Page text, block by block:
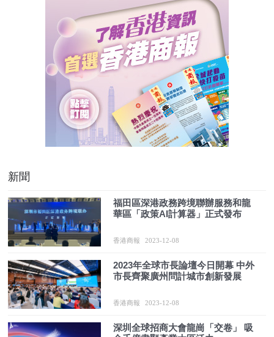
新聞
福田區深港政務跨境聯辦服務和龍
華區「政策AI計算器」正式發布
香港商報 2023-12-08
2023年全球市長論壇今日開幕 中外
市長齊聚廣州問計城市創新發展
香港商報 2023-12-08
深圳全球招商大會龍崗「交卷」 吸